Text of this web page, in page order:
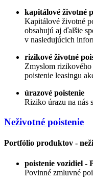
kapitálové životné
Kapitálové životné
obsahujú aj ďalšie
v nasledujúcich
rizikové životné
Zmyslom rizikového
poistenie leasingu
úrazové poistenie
Riziko úrazu na nás
Neživotné poistenie
Portfólio produktov -
poistenie vozidiel -
Povinné zmluvné